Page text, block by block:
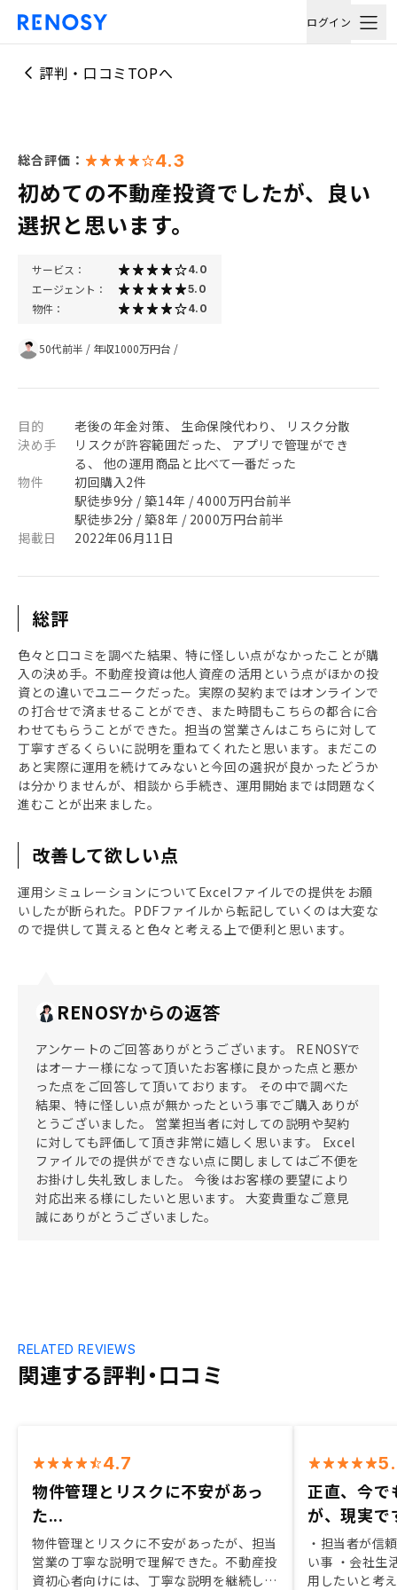
ログイン
評判・口コミTOPへ
総合評価： 4.3
初めての不動産投資でしたが、良い
選択と思います。
サービス： 4.0
エージェント： 5.0
物件： 4.0
50代前半 / 年収1000万円台 /
目的
老後の年金対策、 生命保険代わり、 リスク分散
決め手
リスクが許容範囲だった、 アプリで管理ができ
る、 他の運用商品と比べて一番だった
物件
初回購入2件
駅徒歩9分 / 築14年 / 4000万円台前半
駅徒歩2分 / 築8年 / 2000万円台前半
掲載日
2022年06月11日
総評
色々と口コミを調べた結果、特に怪しい点がなかったことが購
入の決め手。不動産投資は他人資産の活用という点がほかの投
資との違いでユニークだった。実際の契約まではオンラインで
の打合せで済ませることができ、また時間もこちらの都合に合
わせてもらうことができた。担当の営業さんはこちらに対して
丁寧すぎるくらいに説明を重ねてくれたと思います。まだこの
あと実際に運用を続けてみないと今回の選択が良かったどうか
は分かりませんが、相談から手続き、運用開始までは問題なく
進むことが出来ました。
改善して欲しい点
運用シミュレーションについてExcelファイルでの提供をお願
いしたが断られた。PDFファイルから転記していくのは大変な
ので提供して貰えると色々と考える上で便利と思います。
RENOSYからの返答
アンケートのご回答ありがとうございます。 RENOSYで
はオーナー様になって頂いたお客様に良かった点と悪か
った点をご回答して頂いております。 その中で調べた
結果、特に怪しい点が無かったという事でご購入ありが
とうございました。 営業担当者に対しての説明や契約
に対しても評価して頂き非常に嬉しく思います。 Excel
ファイルでの提供ができない点に関しましてはご不便を
お掛けし失礼致しました。 今後はお客様の要望により
対応出来る様にしたいと思います。 大変貴重なご意見
誠にありがとうございました。
関連する評判・口コミ
RELATED REVIEWS
4.7
物件管理とリスクに不安があっ
た...
物件管理とリスクに不安があったが、担当
営業の丁寧な説明で理解できた。不動産投
資初心者向けには、丁寧な説明を継続して
正直、今で
が、現実で
・担当者が信
い事 ・会社生
用した